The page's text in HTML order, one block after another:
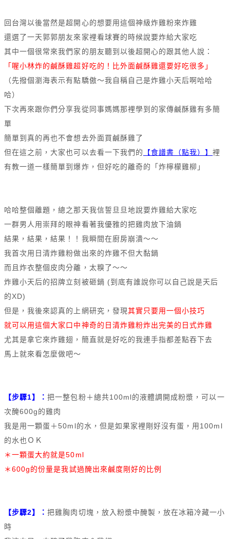
回台灣以後當然是超開心的想要用這個神級炸雞粉來炸雞
還選了一天郭郭朋友來家裡看球賽的時候說要炸給大家吃
其中一個很常來我們家的朋友聽到以後超開心的跟其他人說：
「喔小林炸的鹹酥雞超好吃的！比外面鹹酥雞還要好吃很多」
（先撥個瀏海表示有點驕傲～我自稱自己是炸雞小天后啊哈哈
哈）
下次再來跟你們分享我從同事媽媽那裡學到的家傳鹹酥雞有多簡
單
簡單到真的再也不會想去外面買鹹酥雞了
但在這之前，大家也可以去看一下我們的
【食譜書（點我）】裡
有教一道一樣簡單到爆炸，但好吃的離奇的「炸檸檬雞柳」
哈哈整個離題，總之那天我信誓旦旦地說要炸雞給大家吃
一群男人用崇拜的眼神看著我優雅的把雞肉放下油鍋
結果，結果，結果！！我瞬間在廚房崩潰～～
我首次用日清炸雞粉做出來的炸雞不但大黏鍋
而且炸衣整個皮肉分離，太糗了～～
炸雞小天后的招牌立刻被砸鍋 (到底有誰說你可以自己說是天后
的XD)
但是，我後來認真的上網研究，發現其實只要用一個小技巧
就可以用這個大家口中神奇的日清炸雞粉炸出完美的日式炸雞
尤其是拿它來炸雞翅，簡直就是好吃的我連手指都差點吞下去
馬上就來看怎麼做吧～
【步驟1】：把一整包粉＋總共100ml的液體調開成粉漿，可以一
次醃600g的雞肉
我是用一顆蛋＋50ml的水，但是如果家裡剛好沒有蛋，用100ml
的水也ＯＫ
＊一顆蛋大約就是50ml
＊600g的份量是我試過醃出來鹹度剛好的比例
【步驟2】：把雞胸肉切塊，放入粉漿中醃製，放在冰箱冷藏一小
時